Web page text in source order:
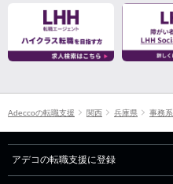
Adeccoの転職支援 関西 兵庫県 事務系
アデコの転職支援に登録